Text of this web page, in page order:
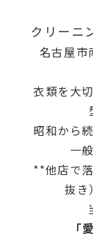
クリーニ
名古屋市
衣類を大
昭和から
一
**他店で
抜き
「